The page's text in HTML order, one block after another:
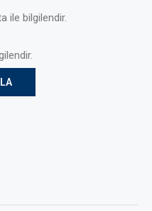
ile bilgilendir.